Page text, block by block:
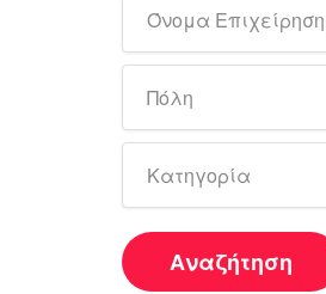
Αναζήτηση